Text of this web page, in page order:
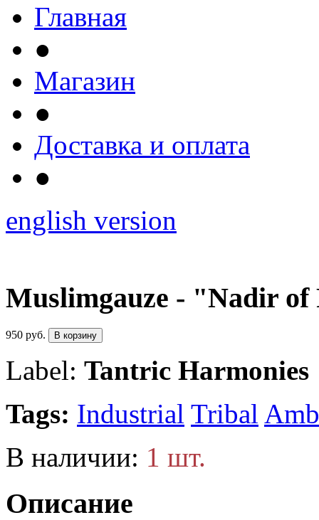
Главная
●
Магазин
●
Доставка и оплата
●
english version
Muslimgauze - "Nadir
950 руб. В корзину
Label: Tantric Harmonies
Tags: Industrial Tribal
В наличии: 1 шт.
Описание